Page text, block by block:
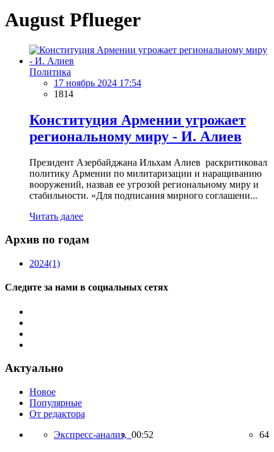
August Pflueger
Политика
17 ноябрь 2024 17:54
1814
Конституция Армении угрожает
региональному миру - И. Алиев
Президент Азербайджана Ильхам Алиев раскритиковал
политику Армении по милитаризации и наращиванию
вооружений, назвав ее угрозой региональному миру и
стабильности. «Для подписания мирного соглашени...
Читать далее
Архив по годам
2024(1)
Следите за нами в социальных сетях
Актуально
Новое
Популярные
От редактора
Экспресс-анализ, 00:52 64